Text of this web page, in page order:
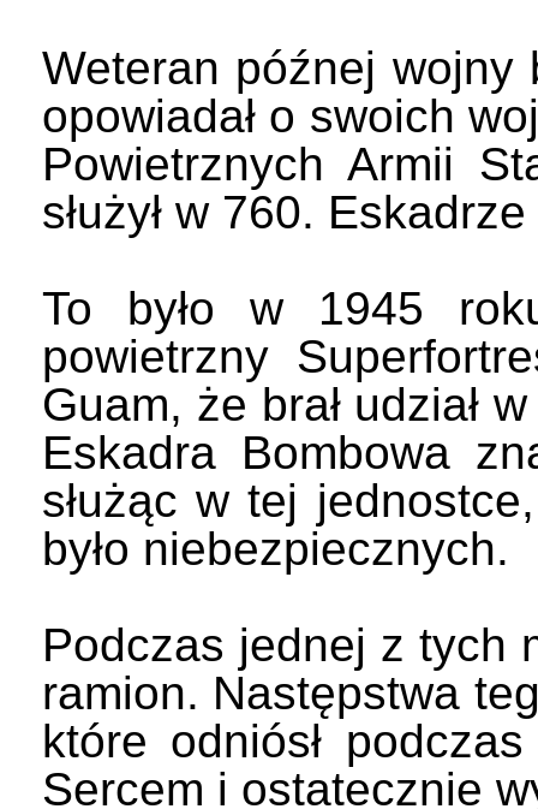
Weteran późnej wojny
opowiadał o swoich
Powietrznych Armii
służył w 760.
To było w 1945
powietrzny
Guam, że brał udział
Eskadra Bombowa
służąc w tej
było niebezpiecznych.
Podczas jednej z tych
ramion. Następstwa
które odniósł
Sercem i ostatecznie